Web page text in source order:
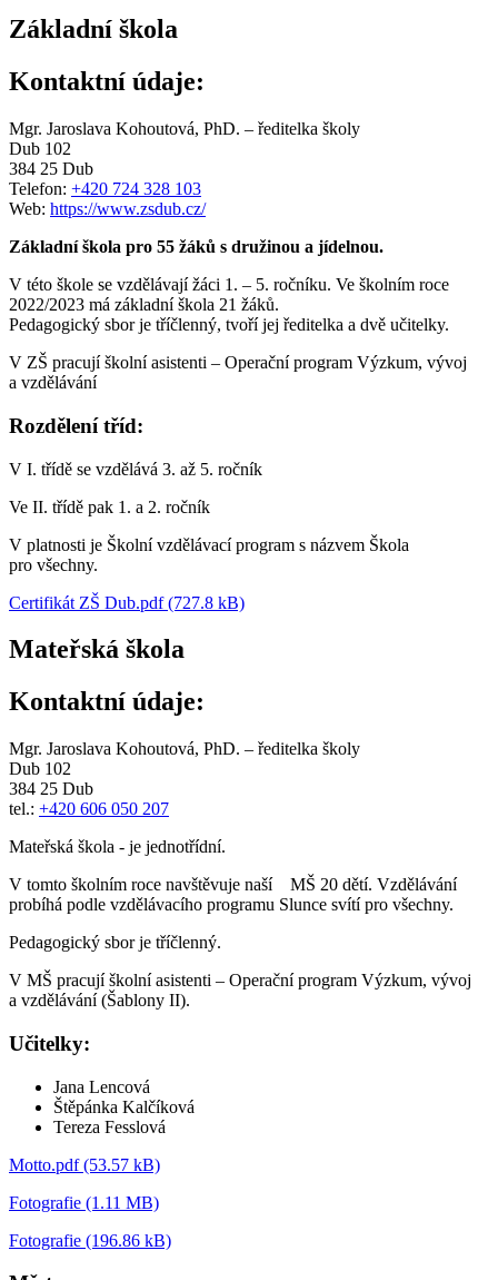
Základní škola
Kontaktní údaje:
Mgr. Jaroslava Kohoutová, PhD. – ředitelka školy
Dub 102
384 25 Dub
Telefon: +420 724 328 103
Web: https://www.zsdub.cz/
Základní škola pro 55 žáků s družinou a jídelnou.
V této škole se vzdělávají žáci 1. – 5. ročníku. Ve školním roce
2022/2023 má základní škola 21 žáků.
Pedagogický sbor je tříčlenný, tvoří jej ředitelka a dvě učitelky.
V ZŠ pracují školní asistenti – Operační program Výzkum, vývoj
a vzdělávání
Rozdělení tříd:
V I. třídě se vzdělává 3. až 5. ročník
Ve II. třídě pak 1. a 2. ročník
V platnosti je Školní vzdělávací program s názvem Škola
pro všechny.
Certifikát ZŠ Dub.pdf (727.8 kB)
Mateřská škola
Kontaktní údaje:
Mgr. Jaroslava Kohoutová, PhD. – ředitelka školy
Dub 102
384 25 Dub
tel.: +420 606 050 207
Mateřská škola - je jednotřídní.
V tomto školním roce navštěvuje naší MŠ 20 dětí. Vzdělávání
probíhá podle vzdělávacího programu Slunce svítí pro všechny.
Pedagogický sbor je tříčlenný.
V MŠ pracují školní asistenti – Operační program Výzkum, vývoj
a vzdělávání (Šablony II).
Učitelky:
Jana Lencová
Štěpánka Kalčíková
Tereza Fesslová
Motto.pdf (53.57 kB)
Fotografie (1.11 MB)
Fotografie (196.86 kB)